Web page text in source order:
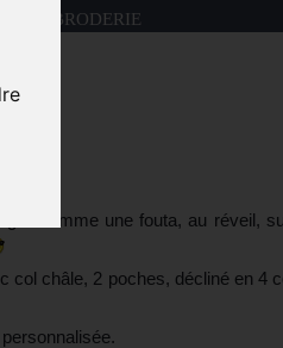
BRODERIE
comme une fouta, au réveil,
col châle, 2 poches, décliné en 4